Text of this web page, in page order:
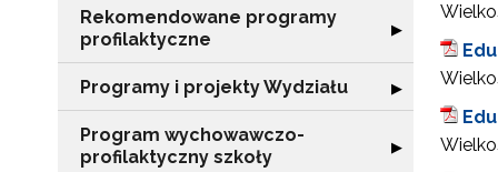
Rekomendowane programy
profilaktyczne
Rozwiń sekcję
▶
Programy i projekty Wydziału Rozwiń sekcję
▶
Program wychowawczo-
profilaktyczny szkoły
Rozwiń sekcję
▶